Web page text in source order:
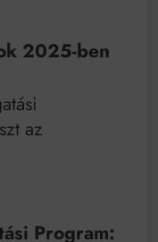
2025-ben
az
Program: